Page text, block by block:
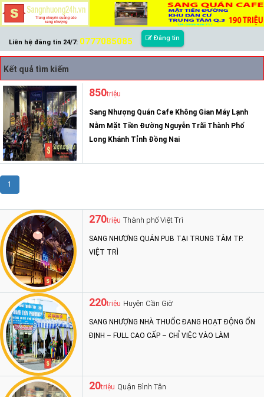
Liên hệ đăng tin 24/7: 0777085085 Đăng tin
Kết quả tìm kiếm
850triệu
Sang Nhượng Quán Cafe Không Gian Máy Lạnh
Nằm Mặt Tiền Đường Nguyễn Trãi Thành Phố
Long Khánh Tỉnh Đồng Nai
1
270triệu Thành phố Việt Trì
SANG NHƯỢNG QUÁN PUB TẠI TRUNG TÂM TP.
VIỆT TRÌ
220triệu Huyện Cần Giờ
SANG NHƯỢNG NHÀ THUỐC ĐANG HOẠT ĐỘNG ỔN
ĐỊNH – FULL CAO CẤP – CHỈ VIỆC VÀO LÀM
20triệu Quận Bình Tân